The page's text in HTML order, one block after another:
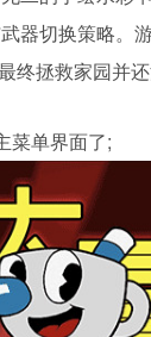
器切换策略。
拯救家园并还
菜单界面了;